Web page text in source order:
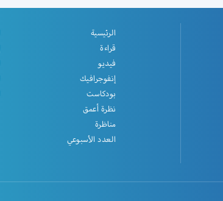
الرئيسية
قراءة
فيديو
إنفوجرافيك
بودكاست
نظرة أعمق
مناظرة
العدد الأسبوعي